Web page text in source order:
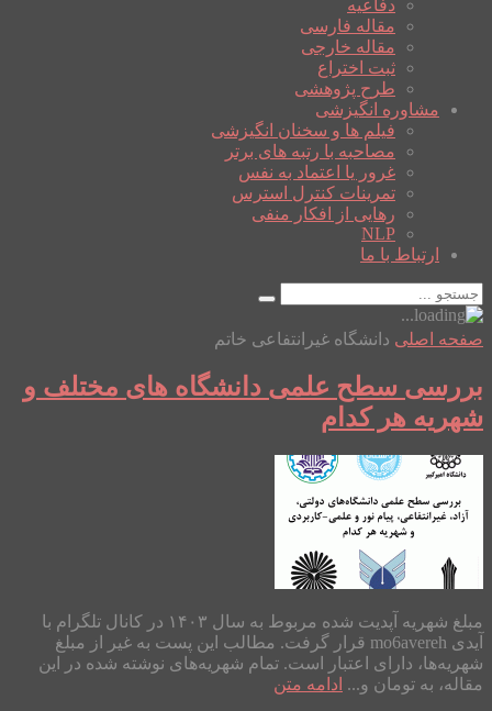
دفاعیه
مقاله فارسی
مقاله خارجی
ثبت اختراع
طرح پژوهشی
مشاوره انگیزشی
فیلم ها و سخنان انگیزشی
مصاحبه با رتبه های برتر
غرور یا اعتماد به نفس
تمرینات کنترل استرس
رهایی از افکار منفی
NLP
ارتباط با ما
صفحه اصلی دانشگاه غیرانتفاعی خاتم
بررسی سطح علمی دانشگاه های مختلف و
شهریه هر کدام
مبلغ شهریه آپدیت شده مربوط به سال ۱۴۰۳ در کانال تلگرام با
آیدی mo6avereh قرار گرفت. مطالب این پست به غیر از مبلغ
شهریه‌ها، دارای اعتبار است. تمام شهریه‌های نوشته شده در این
مقاله، به تومان و... ادامه متن